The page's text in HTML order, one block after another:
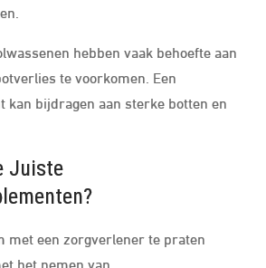
hebben vaak behoefte aan
te voorkomen. Een
kan bijdragen aan sterke botten en
Juiste
met een zorgverlener te praten
het nemen van